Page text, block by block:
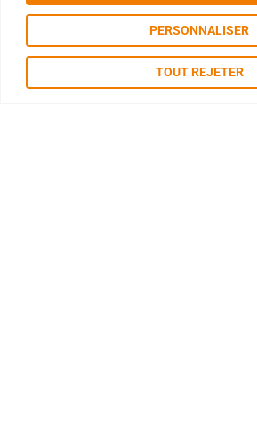
PERSONNALISER
TOUT REJETER